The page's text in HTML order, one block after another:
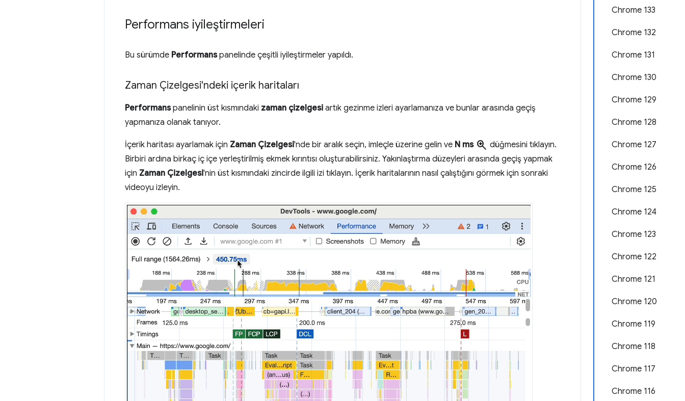
Chrome 133
Chrome 132
Chrome 131
Chrome 130
Chrome 129
Chrome 128
Chrome 127
Chrome 126
Chrome 125
Chrome 124
Chrome 123
Chrome 122
Chrome 121
Chrome 120
Chrome 119
Chrome 118
Chrome 117
Chrome 116
Performans iyileştirmeleri
Bu sürümde Performanspanelinde çeşitli iyileştirmeler yapıldı.
Zaman Çizelgesi'ndeki içerik haritaları
Performanspanelinin üst kısmındaki zaman çizelgesi artık gezinme izleri ayarlamanıza ve bunlar arasında geçiş
yapmanıza olanak tanıyor.
İçerik haritası ayarlamak için Zaman Çizelgesi'nde bir aralık seçin, imleçle üzerine gelin ve N ms zoom_in düğmesini tıklayın.
Birbiri ardına birkaç iç içe yerleştirilmiş ekmek kırıntısı oluşturabilirsiniz. Yakınlaştırma düzeyleri arasında geçiş yapmak
için Zaman Çizelgesi'nin üst kısmındaki zincirde ilgili izi tıklayın. İçerik haritalarının nasıl çalıştığını görmek için sonraki
videoyu izleyin.